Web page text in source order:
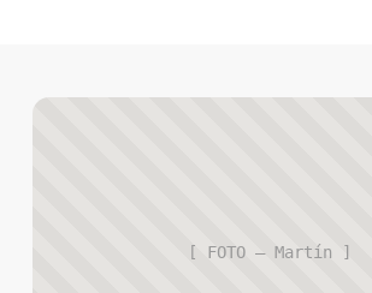
[ FOTO — Martín ]